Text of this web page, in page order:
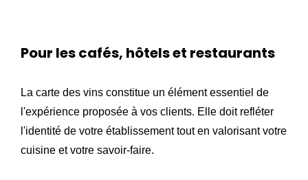
Pour les cafés, hôtels et restaurants
La carte des vins constitue un élément essentiel de
l'expérience proposée à vos clients. Elle doit refléter
l'identité de votre établissement tout en valorisant votre
cuisine et votre savoir-faire.